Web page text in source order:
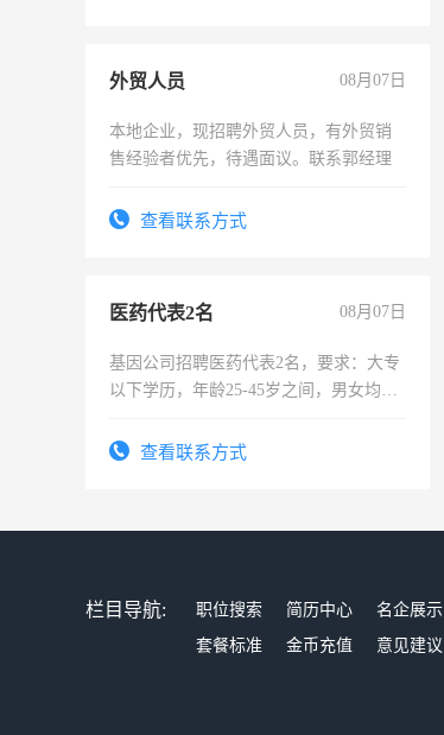
外贸人员 08月07日
本地企业，现招聘外贸人员，有外贸销
售经验者优先，待遇面议。联系郭经理
查看联系方式
医药代表2名 08月07日
基因公司招聘医药代表2名，要求：大专
以下学历，年龄25-45岁之间，男女均
表或者有医学资质的优先，底薪+绩效，
查看联系方式
栏目导航: 职位搜索 简历中心 名企展示
套餐标准
金币充值 意见建议